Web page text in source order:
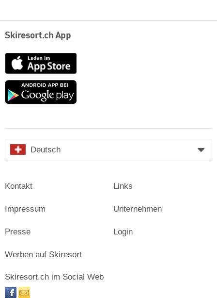
Skiresort.ch App
App
Store
Google
Deutsch
Kontakt
Impressum
Presse
Links
Unternehmen
Login
Werben auf Skiresort
Skiresort.ch im Social Web
facebooknewsletter